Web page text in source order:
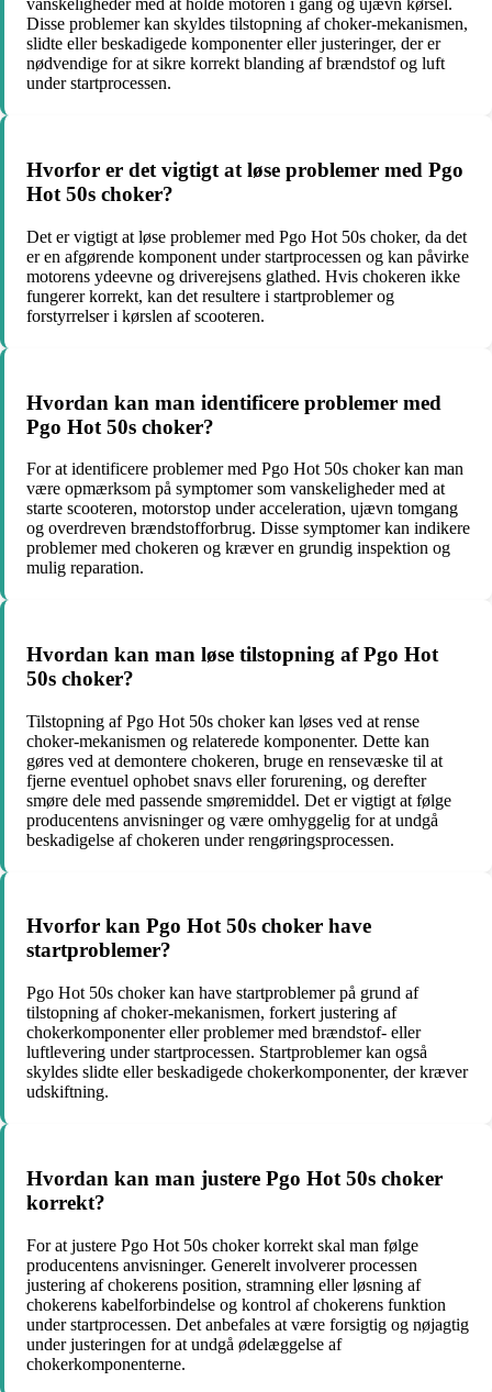
vanskeligheder med at holde motoren i gang og ujævn kørsel.
Disse problemer kan skyldes tilstopning af choker-mekanismen,
slidte eller beskadigede komponenter eller justeringer, der er
nødvendige for at sikre korrekt blanding af brændstof og luft
under startprocessen.
Hvorfor er det vigtigt at løse problemer med Pgo
Hot 50s choker?
Det er vigtigt at løse problemer med Pgo Hot 50s choker, da det
er en afgørende komponent under startprocessen og kan påvirke
motorens ydeevne og driverejsens glathed. Hvis chokeren ikke
fungerer korrekt, kan det resultere i startproblemer og
forstyrrelser i kørslen af ​​scooteren.
Hvordan kan man identificere problemer med
Pgo Hot 50s choker?
For at identificere problemer med Pgo Hot 50s choker kan man
være opmærksom på symptomer som vanskeligheder med at
starte scooteren, motorstop under acceleration, ujævn tomgang
og overdreven brændstofforbrug. Disse symptomer kan indikere
problemer med chokeren og kræver en grundig inspektion og
mulig reparation.
Hvordan kan man løse tilstopning af Pgo Hot
50s choker?
Tilstopning af Pgo Hot 50s choker kan løses ved at rense
choker-mekanismen og relaterede komponenter. Dette kan
gøres ved at demontere chokeren, bruge en rensevæske til at
fjerne eventuel ophobet snavs eller forurening, og derefter
smøre dele med passende smøremiddel. Det er vigtigt at følge
producentens anvisninger og være omhyggelig for at undgå
beskadigelse af chokeren under rengøringsprocessen.
Hvorfor kan Pgo Hot 50s choker have
startproblemer?
Pgo Hot 50s choker kan have startproblemer på grund af
tilstopning af choker-mekanismen, forkert justering af
chokerkomponenter eller problemer med brændstof- eller
luftlevering under startprocessen. Startproblemer kan også
skyldes slidte eller beskadigede chokerkomponenter, der kræver
udskiftning.
Hvordan kan man justere Pgo Hot 50s choker
korrekt?
For at justere Pgo Hot 50s choker korrekt skal man følge
producentens anvisninger. Generelt involverer processen
justering af chokerens position, stramning eller løsning af
chokerens kabelforbindelse og kontrol af chokerens funktion
under startprocessen. Det anbefales at være forsigtig og nøjagtig
under justeringen for at undgå ødelæggelse af
chokerkomponenterne.